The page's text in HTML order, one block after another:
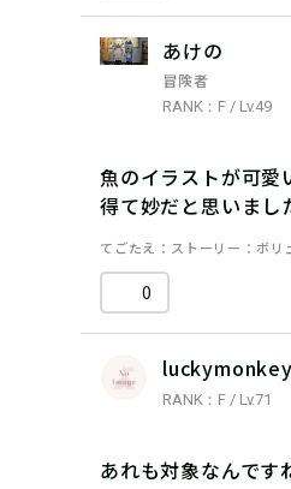
あけの
冒険者
RANK：F / Lv.49
魚のイラストが可愛
得て妙だと思いまし
てごたえ ストーリー ボリ
0
RANK：F / Lv.71
あれも対象なんです